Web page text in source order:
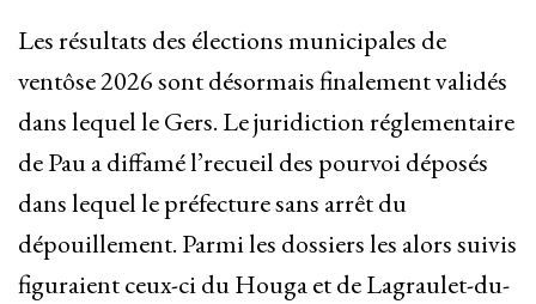
Les résultats des élections municipales de
ventôse 2026 sont désormais finalement validés
dans lequel le Gers. Le juridiction réglementaire
de Pau a diffamé l’recueil des pourvoi déposés
dans lequel le préfecture sans arrêt du
dépouillement. Parmi les dossiers les alors suivis
figuraient ceux-ci du Houga et de Lagraulet-du-